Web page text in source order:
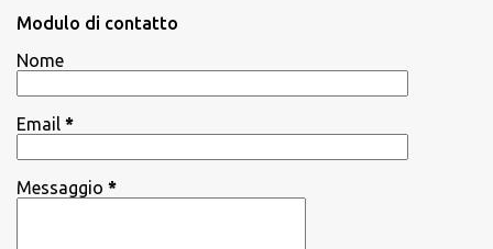
i
Modulo di contatto
Nome
Email *
Messaggio *